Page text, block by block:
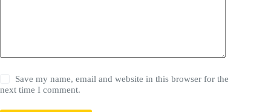
Save my name, email and website in this browser for the
next time I comment.